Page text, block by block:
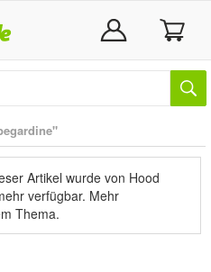
Artikel wurde von Hood
verfügbar. Mehr
Thema.